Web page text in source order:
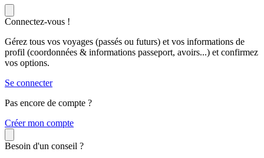
Connectez-vous !
Gérez tous vos voyages (passés ou futurs) et vos informations de
profil (coordonnées & informations passeport, avoirs...) et confirmez
vos options.
Se connecter
Pas encore de compte ?
Créer mon compte
Besoin d'un conseil ?